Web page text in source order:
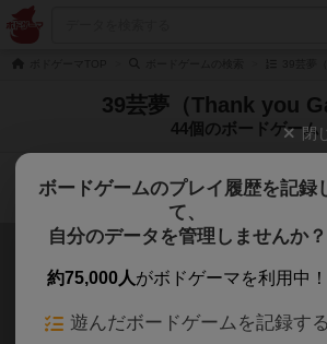
39芸夢（Thank you
44個のボードゲーム
検索メニュー
ベストワードクラブ
閉
ボードゲームのプレイ履歴を記録
て、
自分のデータを管理しませんか？
約75,000人がボドゲーマを利用中！
遊んだボードゲームを記録する